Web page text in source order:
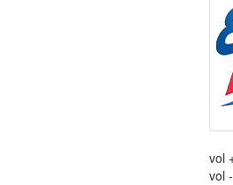
vol
vol -